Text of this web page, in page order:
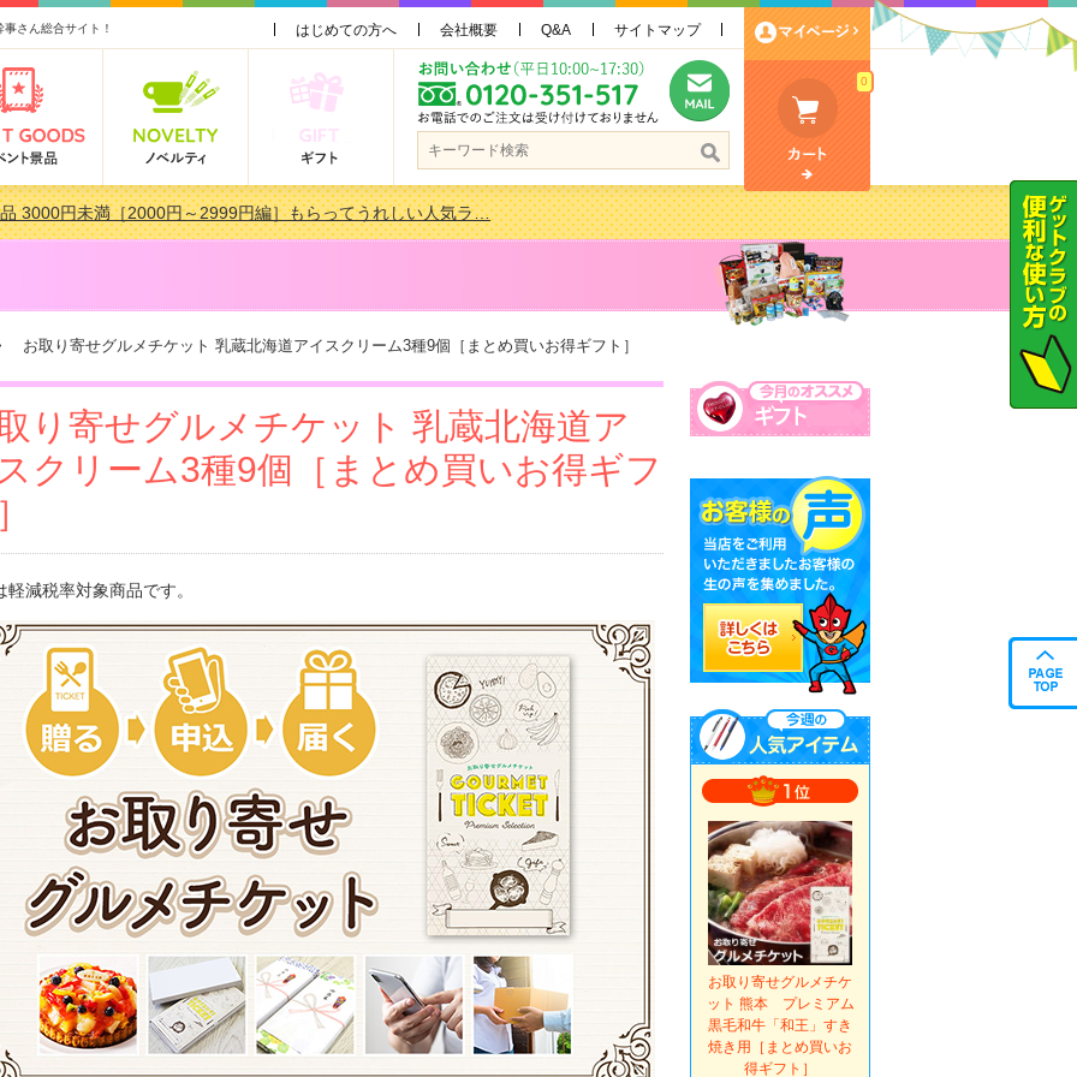
さん総合サイト！ はじめての方へ 会社概要 Q&A サイトマップ
0
3000円未満［2000円～2999円編］もらってうれしい人気ラ…
貰って嬉しい景品とは？ 更新しました！
り寄せグルメチケット 乳蔵北海道アイスクリーム3種9個［まとめ買いお得ギフト］
り寄せグルメチケット 乳蔵北海道ア
クリーム3種9個［まとめ買いお得ギフ
減税率対象商品です。
お取り寄せグルメチケ
ット 熊本 プレミアム
黒毛和牛「和王」すき
焼き用［まとめ買いお
得ギフト］